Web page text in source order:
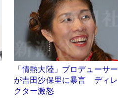
「情熱大陸」プロデューサー
が吉田沙保里に暴言 ディレ
クター激怒